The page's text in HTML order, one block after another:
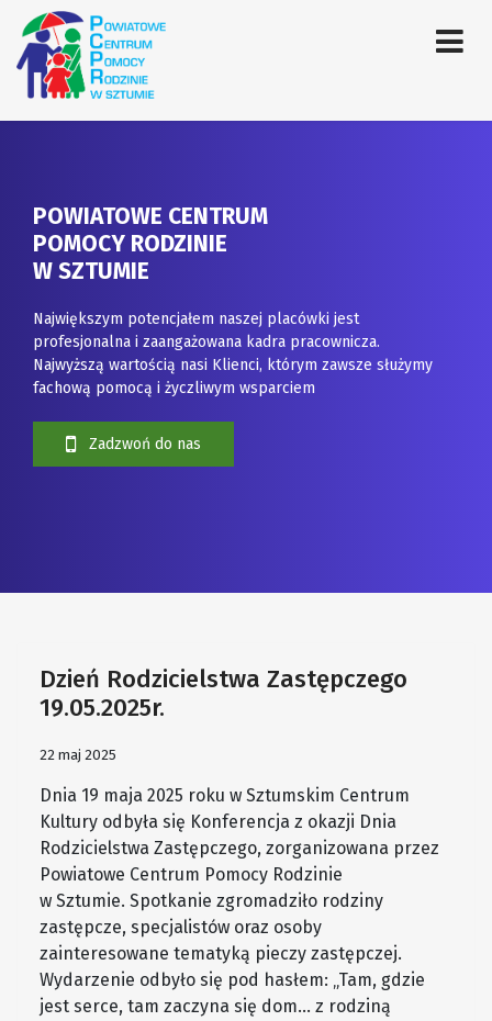
POWIATOWE CENTRUM
POMOCY RODZINIE
W SZTUMIE
Największym potencjałem naszej placówki jest
profesjonalna i zaangażowana kadra pracownicza.
Najwyższą wartością nasi Klienci, którym zawsze służymy
fachową pomocą i życzliwym wsparciem
Zadzwoń do nas
Dzień Rodzicielstwa Zastępczego
19.05.2025r.
22 maj 2025
Dnia 19 maja 2025 roku w Sztumskim Centrum
Kultury odbyła się Konferencja z okazji Dnia
Rodzicielstwa Zastępczego, zorganizowana przez
Powiatowe Centrum Pomocy Rodzinie
w Sztumie. Spotkanie zgromadziło rodziny
zastępcze, specjalistów oraz osoby
zainteresowane tematyką pieczy zastępczej.
Wydarzenie odbyło się pod hasłem: „Tam, gdzie
jest serce, tam zaczyna się dom… z rodziną